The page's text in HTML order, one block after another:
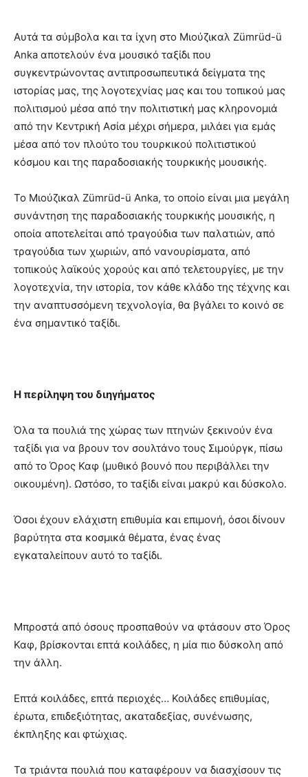
Αυτά τα σύμβολα και τα ίχνη στο Μιούζικαλ Zümrüd-ü
Anka αποτελούν ένα μουσικό ταξίδι που
συγκεντρώνοντας αντιπροσωπευτικά δείγματα της
ιστορίας μας, της λογοτεχνίας μας και του τοπικού μας
πολιτισμού μέσα από την πολιτιστική μας κληρονομιά
από την Κεντρική Ασία μέχρι σήμερα, μιλάει για εμάς
μέσα από τον πλούτο του τουρκικού πολιτιστικού
κόσμου και της παραδοσιακής τουρκικής μουσικής.
Το Μιούζικαλ Zümrüd-ü Anka, το οποίο είναι μια μεγάλη
συνάντηση της παραδοσιακής τουρκικής μουσικής, η
οποία αποτελείται από τραγούδια των παλατιών, από
τραγούδια των χωριών, από νανουρίσματα, από
τοπικούς λαϊκούς χορούς και από τελετουργίες, με την
λογοτεχνία, την ιστορία, τον κάθε κλάδο της τέχνης και
την αναπτυσσόμενη τεχνολογία, θα βγάλει το κοινό σε
ένα σημαντικό ταξίδι.
Η περίληψη του διηγήματος
Όλα τα πουλιά της χώρας των πτηνών ξεκινούν ένα
ταξίδι για να βρουν τον σουλτάνο τους Σιμούργκ, πίσω
από το Όρος Καφ (μυθικό βουνό που περιβάλλει την
οικουμένη). Ωστόσο, το ταξίδι είναι μακρύ και δύσκολο.
Όσοι έχουν ελάχιστη επιθυμία και επιμονή, όσοι δίνουν
βαρύτητα στα κοσμικά θέματα, ένας ένας
εγκαταλείπουν αυτό το ταξίδι.
Μπροστά από όσους προσπαθούν να φτάσουν στο Όρος
Καφ, βρίσκονται επτά κοιλάδες, η μία πιο δύσκολη από
την άλλη.
Επτά κοιλάδες, επτά περιοχές… Κοιλάδες επιθυμίας,
έρωτα, επιδεξιότητας, ακαταδεξίας, συνένωσης,
έκπληξης και φτώχιας.
Τα τριάντα πουλιά που καταφέρουν να διασχίσουν τις